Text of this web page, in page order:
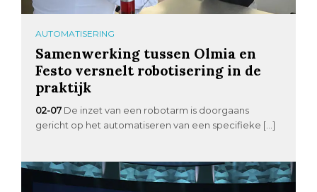
AUTOMATISERING
Samenwerking tussen Olmia en
Festo versnelt robotisering in de
praktijk
02-07 De inzet van een robotarm is doorgaans
gericht op het automatiseren van een specifieke […]